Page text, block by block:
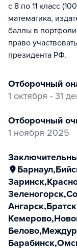
с 8 по 11 класс
математика,
баллы в
право
президента РФ.
отборочный
1 октября - 31
отборочный
1 ноября 2025
Барнаул,
Заринск,
Зеленогорск,
Ангарск,Братск
Кемерово,
Белово,
Барабинск,